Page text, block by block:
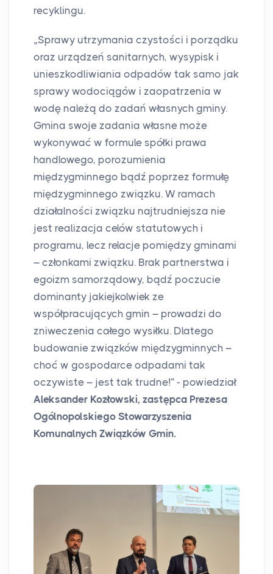
recyklingu.
„Sprawy utrzymania czystości i porządku
oraz urządzeń sanitarnych, wysypisk i
unieszkodliwiania odpadów tak samo jak
sprawy wodociągów i zaopatrzenia w
wodę należą do zadań własnych gminy.
Gmina swoje zadania własne może
wykonywać w formule spółki prawa
handlowego, porozumienia
międzygminnego bądź poprzez formułę
międzygminnego związku. W ramach
działalności związku najtrudniejsza nie
jest realizacja celów statutowych i
programu, lecz relacje pomiędzy gminami
– członkami związku. Brak partnerstwa i
egoizm samorządowy, bądź poczucie
dominanty jakiejkolwiek ze
współpracujących gmin – prowadzi do
zniweczenia całego wysiłku. Dlatego
budowanie związków międzygminnych –
choć w gospodarce odpadami tak
oczywiste – jest tak trudne!” - powiedział
Aleksander Kozłowski, zastępca Prezesa
Ogólnopolskiego Stowarzyszenia
Komunalnych Związków Gmin.